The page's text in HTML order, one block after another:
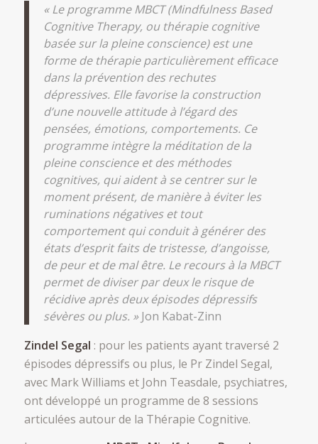
« Le programme MBCT (Mindfulness Based
Cognitive Therapy, ou thérapie cognitive
basée sur la pleine conscience) est une
forme de thérapie particulièrement efficace
dans la prévention des rechutes
dépressives. Elle favorise la construction
d’une nouvelle attitude à l’égard des
pensées, émotions, comportements. Ce
programme intègre la méditation de la
pleine conscience et des méthodes
cognitives, qui aident à se centrer sur le
moment présent, de manière à éviter les
ruminations négatives et tout
comportement qui conduit à générer des
états d’esprit faits de tristesse, d’angoisse,
de peur et de mal être. Le recours à la MBCT
permet de diviser par deux le risque de
récidive après deux épisodes dépressifs
sévères ou plus. »Jon Kabat-Zinn
Zindel Segal : pour les patients ayant traversé 2
épisodes dépressifs ou plus, le Pr Zindel Segal,
avec Mark Williams et John Teasdale, psychiatres,
ont développé un programme de 8 sessions
articulées autour de la Thérapie Cognitive.